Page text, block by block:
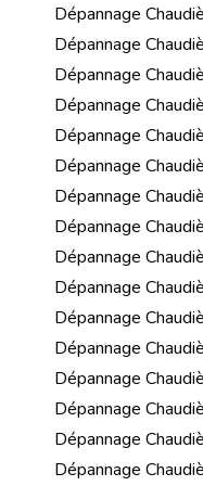
Dépannage
Dépannage
Dépannage
Dépannage
Dépannage
Dépannage
Dépannage
Dépannage
Dépannage
Dépannage
Dépannage
Dépannage
Dépannage
Dépannage
Dépannage
Dépannage